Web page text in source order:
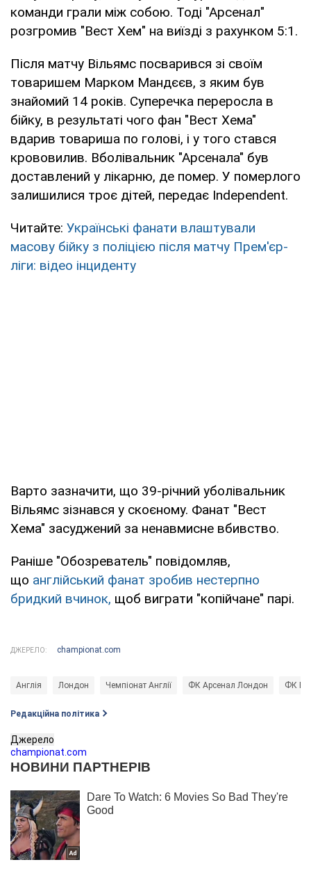
команди грали між собою. Тоді "Арсенал"
розгромив "Вест Хем" на виїзді з рахунком 5:1.
Після матчу Вільямс посварився зі своїм
товаришем Марком Мандєєв, з яким був
знайомий 14 років. Суперечка переросла в
бійку, в результаті чого фан "Вест Хема"
вдарив товариша по голові, і у того стався
крововилив. Вболівальник "Арсенала" був
доставлений у лікарню, де помер. У померлого
залишилися троє дітей, передає Independent.
Читайте: Українські фанати влаштували
масову бійку з поліцією після матчу Прем'єр-
ліги: відео інциденту
Варто зазначити, що 39-річний уболівальник
Вільямс зізнався у скоєному. Фанат "Вест
Хема" засуджений за ненавмисне вбивство.
Раніше "Обозреватель" повідомляв,
що англійський фанат зробив нестерпно
бридкий вчинок, щоб виграти "копійчане" парі.
ДЖЕРЕЛО: championat.com
Англія Лондон Чемпіонат Англії ФК Арсенал Лондон ФК
Редакційна політика
Джерело
championat.com